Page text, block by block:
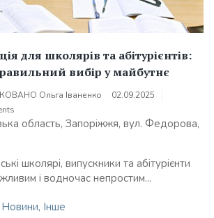
для школярів та абітурієнтів:
вибір у майбутнє
Ольга Іваненко
02.09.2025
область, Запоріжжя, вул. Федорова,
школярі, випускники та абітурієнти
і водночас непростим...
Новини, Інше